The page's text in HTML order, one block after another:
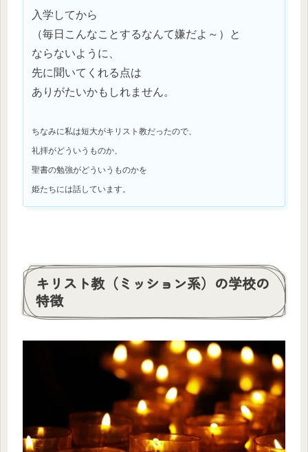
入学してから
（毎日こんなことするなんて嫌だよ～）と
ならないように、
先に聞いてくれる点は
ありがたいかもしれません。
ちなみに私は短大がキリスト教だったので、
礼拝がどういうものか、
聖書の勉強がどういうものかを
姫たちには話しています。
キリスト教（ミッション系）の学校の
特徴